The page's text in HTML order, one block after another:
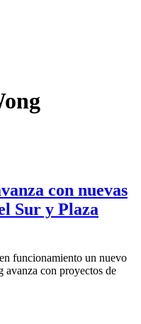
con nuevas
Sur y Plaza
funcionamiento un nuevo
avanza con proyectos de